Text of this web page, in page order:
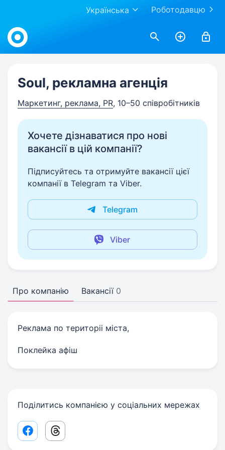
Роботодавцю
Українська
Work.ua
Soul, рекламна агенція
Маркетинг, реклама, PR, 10–50 співробітників
Хочете дізнаватися про нові
вакансії в цій компанії?
Підписуйтесь та отримуйте вакансії цієї
компанії в Telegram та Viber.
Telegram
Viber
Про компанію Вакансії 0
Реклама по територіі міста,
Поклейка афіш
Поділитись компанією у соціальних мережах
Facebook share link
Threads share link